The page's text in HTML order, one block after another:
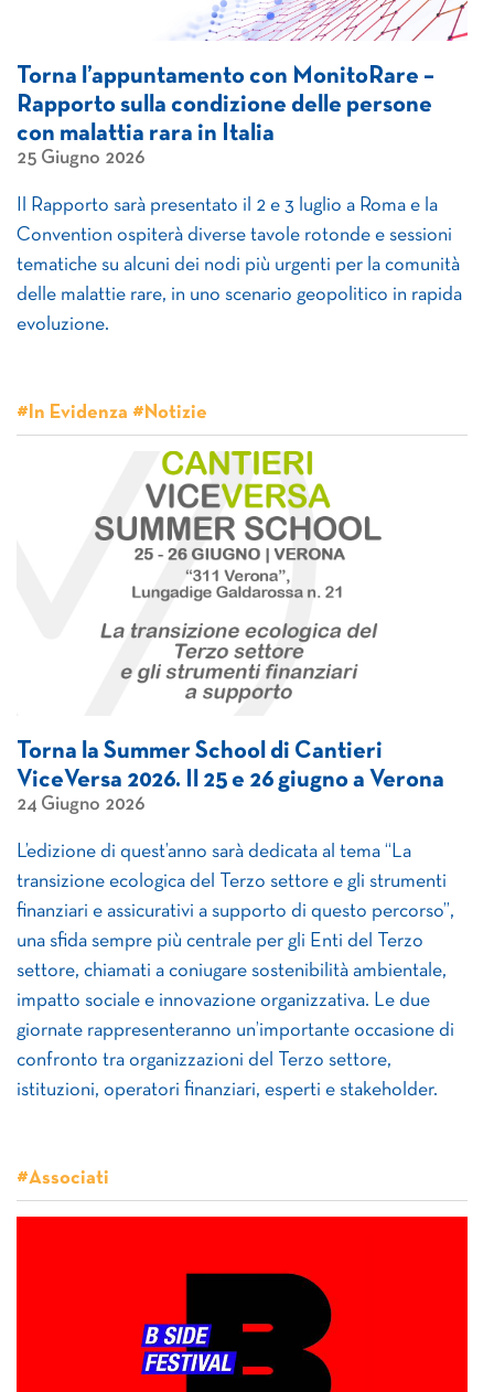
Torna l’appuntamento con MonitoRare –
Rapporto sulla condizione delle persone
con malattia rara in Italia
25 Giugno 2026
Il Rapporto sarà presentato il 2 e 3 luglio a Roma e la
Convention ospiterà diverse tavole rotonde e sessioni
tematiche su alcuni dei nodi più urgenti per la comunità
delle malattie rare, in uno scenario geopolitico in rapida
evoluzione.
#In Evidenza #Notizie
Torna la Summer School di Cantieri
ViceVersa 2026. Il 25 e 26 giugno a Verona
24 Giugno 2026
L’edizione di quest’anno sarà dedicata al tema “La
transizione ecologica del Terzo settore e gli strumenti
finanziari e assicurativi a supporto di questo percorso”,
una sfida sempre più centrale per gli Enti del Terzo
settore, chiamati a coniugare sostenibilità ambientale,
impatto sociale e innovazione organizzativa. Le due
giornate rappresenteranno un’importante occasione di
confronto tra organizzazioni del Terzo settore,
istituzioni, operatori finanziari, esperti e stakeholder.
#Associati